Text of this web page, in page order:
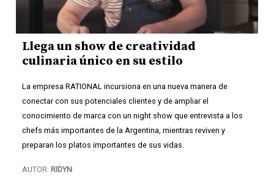
Llega un show de creatividad
culinaria único en su estilo
La empresa RATIONAL incursiona en una nueva manera de
conectar con sus potenciales clientes y de ampliar el
conocimiento de marca con un night show que entrevista a los
chefs más importantes de la Argentina, mientras reviven y
preparan los platos importantes de sus vidas.
AUTOR: RIDYN